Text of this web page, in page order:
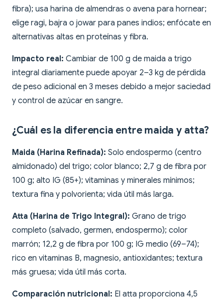
fibra); usa harina de almendras o avena para hornear;
elige ragi, bajra o jowar para panes indios; enfócate en
alternativas altas en proteínas y fibra.
Impacto real: Cambiar de 100 g de maida a trigo
integral diariamente puede apoyar 2–3 kg de pérdida
de peso adicional en 3 meses debido a mejor saciedad
y control de azúcar en sangre.
¿Cuál es la diferencia entre maida y atta?
Maida (Harina Refinada): Solo endospermo (centro
almidonado) del trigo; color blanco; 2,7 g de fibra por
100 g; alto IG (85+); vitaminas y minerales mínimos;
textura fina y polvorienta; vida útil más larga.
Atta (Harina de Trigo Integral): Grano de trigo
completo (salvado, germen, endospermo); color
marrón; 12,2 g de fibra por 100 g; IG medio (69–74);
rico en vitaminas B, magnesio, antioxidantes; textura
más gruesa; vida útil más corta.
Comparación nutricional: El atta proporciona 4,5